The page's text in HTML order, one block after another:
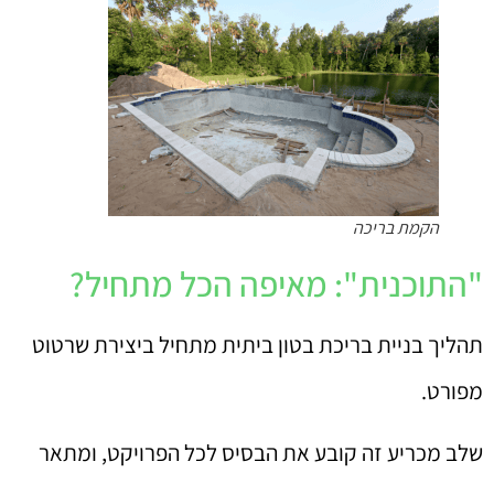
הקמת בריכה
"התוכנית": מאיפה הכל מתחיל?
תהליך בניית בריכת בטון ביתית מתחיל ביצירת שרטוט
מפורט.
שלב מכריע זה קובע את הבסיס לכל הפרויקט, ומתאר